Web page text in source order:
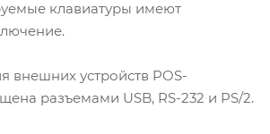
клавиатуры имеют
внешних устройств POS-
разъемами USB, RS-232 и PS/2.